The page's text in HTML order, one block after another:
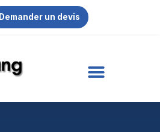
Demander un devis